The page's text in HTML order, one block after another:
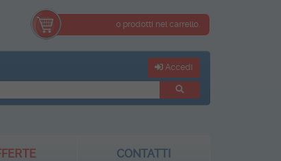
0 prodotti nel carrello.
Accedi
CONTATTI